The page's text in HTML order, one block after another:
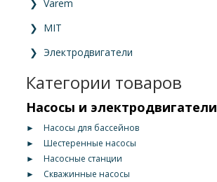
❯ Varem
❯ MIT
❯ Электродвигатели
Категории товаров
Насосы и электродвигатели
►
Насосы для бассейнов
►
Шестеренные насосы
►
Насосные станции
►
Скважинные насосы